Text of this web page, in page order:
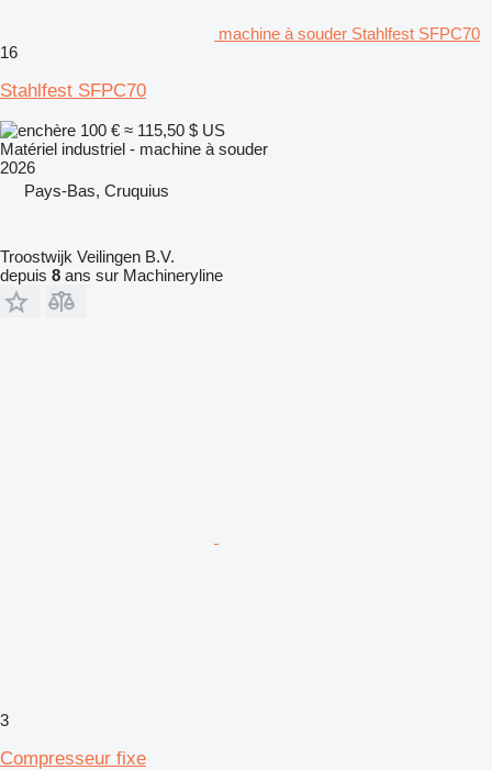
machine à souder Stahlfest SFPC70
16
Stahlfest SFPC70
100 € ≈ 115,50 $ US
Matériel industriel - machine à souder
2026
Pays-Bas, Cruquius
Troostwijk Veilingen B.V.
depuis 8 ans sur Machineryline
3
Compresseur fixe